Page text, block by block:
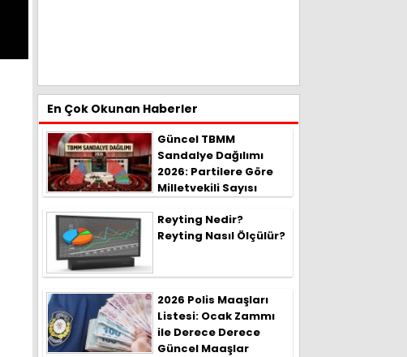
En Çok Okunan Haberler
Güncel TBMM
Sandalye Dağılımı
2026: Partilere Göre
Milletvekili Sayısı
Reyting Nedir?
Reyting Nasıl Ölçülür?
2026 Polis Maaşları
Listesi: Ocak Zammı
ile Derece Derece
Güncel Maaşlar